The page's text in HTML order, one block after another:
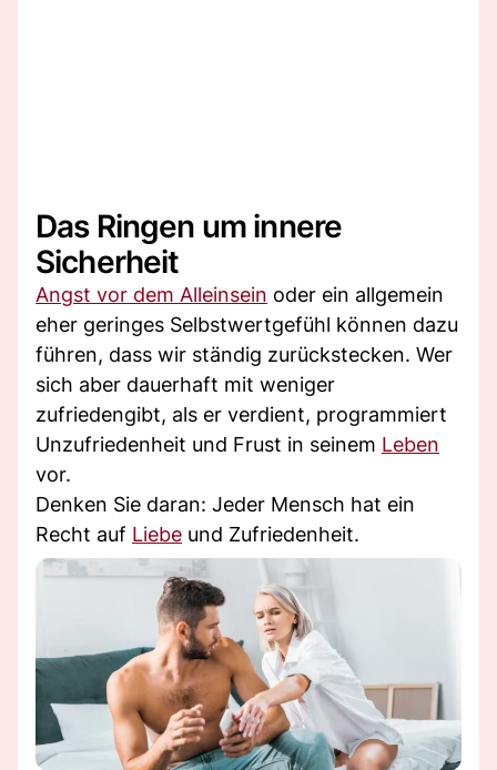
Das Ringen um innere
Sicherheit
Angst vor dem Alleinsein oder ein allgemein
eher geringes Selbstwertgefühl können dazu
führen, dass wir ständig zurückstecken. Wer
sich aber dauerhaft mit weniger
zufriedengibt, als er verdient, programmiert
Unzufriedenheit und Frust in seinem Leben
vor.
Denken Sie daran: Jeder Mensch hat ein
Recht auf Liebe und Zufriedenheit.